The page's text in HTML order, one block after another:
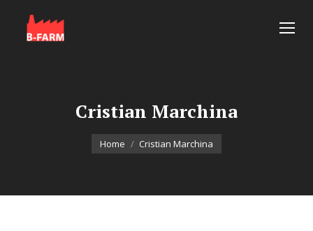
Cristian Marchina
You are here:
Home Cristian Marchina